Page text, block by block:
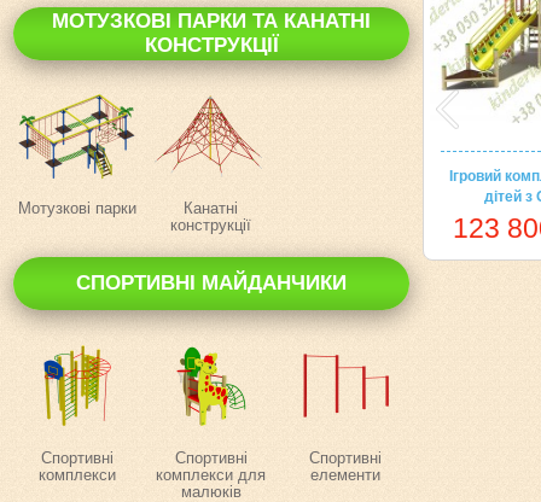
МОТУЗКОВІ ПАРКИ ТА КАНАТНІ
КОНСТРУКЦІЇ
Мотузкові парки
Канатні
конструкції
СПОРТИВНІ МАЙДАНЧИКИ
Спортивні
комплекси
Спортивні
комплекси для
малюків
Спортивні
елементи
Ігровий
дітей
123